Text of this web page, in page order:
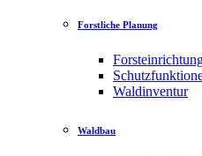
Forstliche Planung
Waldinventur
Waldbau